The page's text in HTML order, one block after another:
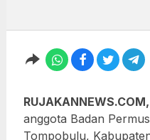
anggota Badan
Tompobulu,